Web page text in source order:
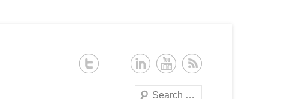
Search